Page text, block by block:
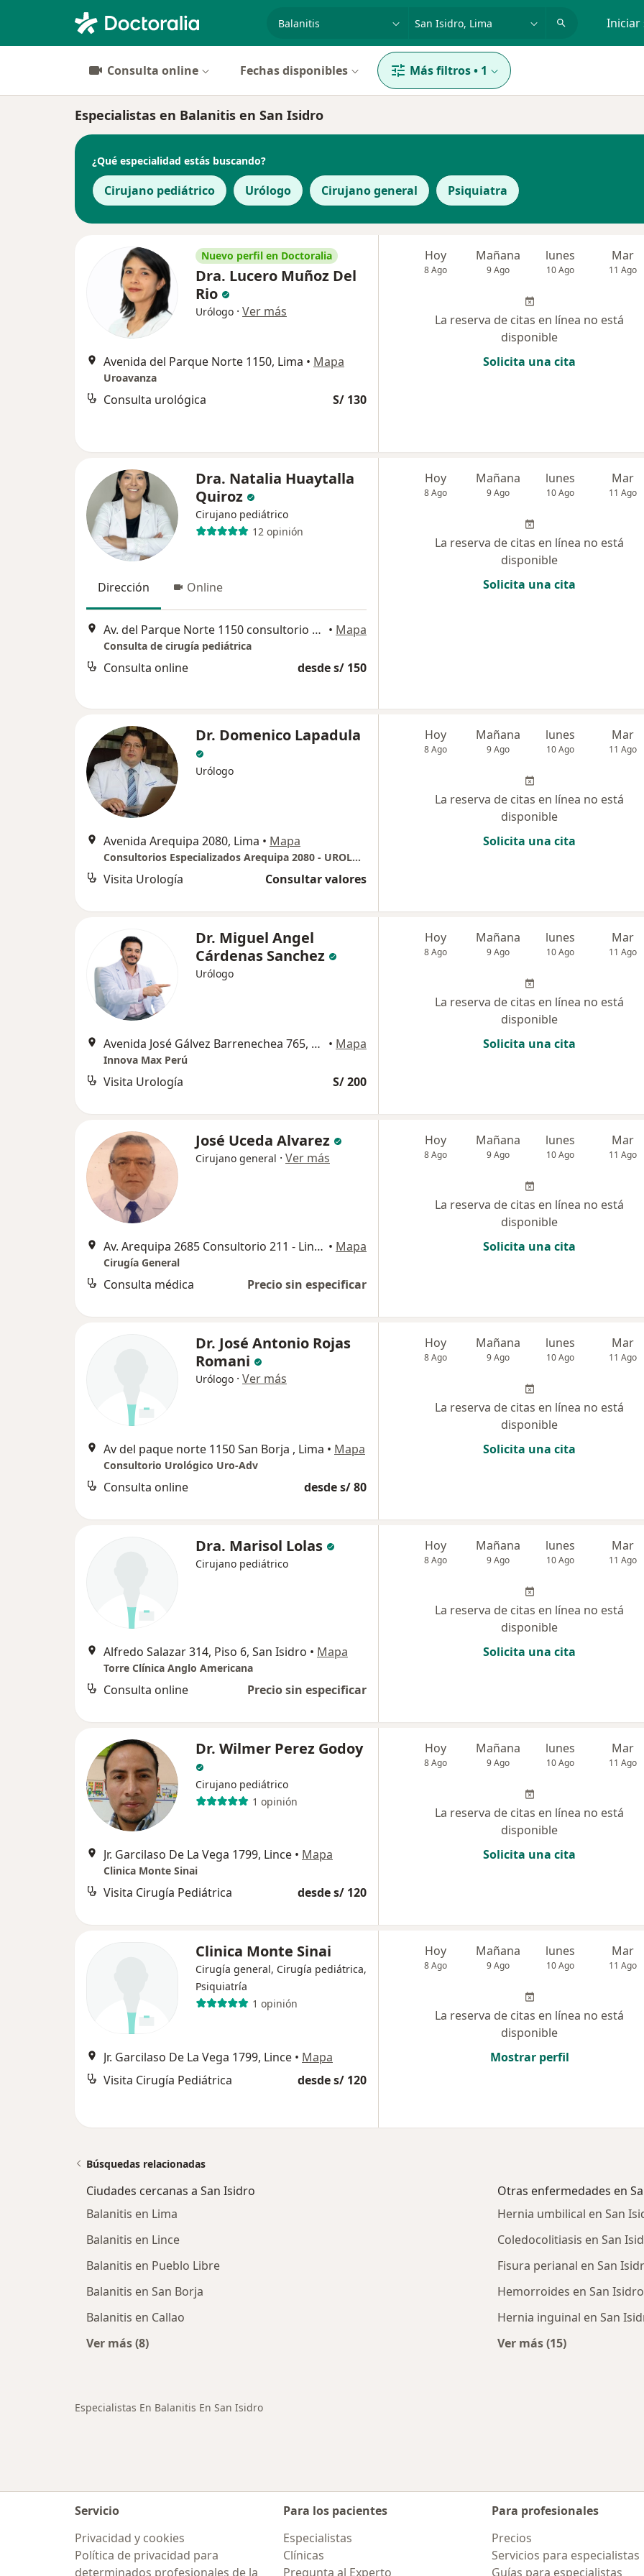
Iniciar
Consulta online Fechas disponibles Más filtros• 1
Especialistas en Balanitis en San Isidro
¿Qué especialidad estás buscando?
Cirujano pediátrico Urólogo Cirujano general Psiquiatra
Nuevo perfil en Doctoralia
Dra. Lucero Muñoz Del
Rio
Urólogo · Ver más
Avenida del Parque Norte 1150, Lima • Mapa
Uroavanza
Consulta urológica S/ 130
Hoy
8 Ago
Mañana
9 Ago
lunes
10 Ago
Mar
11 Ago
La reserva de citas en línea no está
disponible
Solicita una cita
Dra. Natalia Huaytalla
Quiroz
Cirujano pediátrico
12 opinión
Dirección Online
Av. del Parque Norte 1150 consultorio 508 San Borja, Lima • Mapa
Consulta de cirugía pediátrica
Consulta online desde s/ 150
Hoy
8 Ago
Mañana
9 Ago
lunes
10 Ago
Mar
11 Ago
La reserva de citas en línea no está
disponible
Solicita una cita
Dr. Domenico Lapadula
Urólogo
Avenida Arequipa 2080, Lima • Mapa
Consultorios Especializados Arequipa 2080 - UROLOGIA
Visita Urología Consultar valores
Hoy
8 Ago
Mañana
9 Ago
lunes
10 Ago
Mar
11 Ago
La reserva de citas en línea no está
disponible
Solicita una cita
Dr. Miguel Angel
Cárdenas Sanchez
Urólogo
Avenida José Gálvez Barrenechea 765, San Borja • Mapa
Innova Max Perú
Visita Urología S/ 200
Hoy
8 Ago
Mañana
9 Ago
lunes
10 Ago
Mar
11 Ago
La reserva de citas en línea no está
disponible
Solicita una cita
José Uceda Alvarez
Cirujano general · Ver más
Av. Arequipa 2685 Consultorio 211 - Lince, Lince • Mapa
Cirugía General
Consulta médica Precio sin especificar
Hoy
8 Ago
Mañana
9 Ago
lunes
10 Ago
Mar
11 Ago
La reserva de citas en línea no está
disponible
Solicita una cita
Dr. José Antonio Rojas
Romani
Urólogo · Ver más
Av del paque norte 1150 San Borja , Lima • Mapa
Consultorio Urológico Uro-Adv
Consulta online desde s/ 80
Hoy
8 Ago
Mañana
9 Ago
lunes
10 Ago
Mar
11 Ago
La reserva de citas en línea no está
disponible
Solicita una cita
Dra. Marisol Lolas
Cirujano pediátrico
Alfredo Salazar 314, Piso 6, San Isidro • Mapa
Torre Clínica Anglo Americana
Consulta online Precio sin especificar
Hoy
8 Ago
Mañana
9 Ago
lunes
10 Ago
Mar
11 Ago
La reserva de citas en línea no está
disponible
Solicita una cita
Dr. Wilmer Perez Godoy
Cirujano pediátrico
1 opinión
Jr. Garcilaso De La Vega 1799, Lince • Mapa
Clinica Monte Sinai
Visita Cirugía Pediátrica desde s/ 120
Hoy
8 Ago
Mañana
9 Ago
lunes
10 Ago
Mar
11 Ago
La reserva de citas en línea no está
disponible
Solicita una cita
Clinica Monte Sinai
Cirugía general, Cirugía pediátrica,
Psiquiatría
1 opinión
Jr. Garcilaso De La Vega 1799, Lince • Mapa
Visita Cirugía Pediátrica
desde s/ 120
Hoy
8 Ago
Mañana
9 Ago
lunes
10 Ago
Mar
11 Ago
La reserva de citas en línea no está
disponible
Mostrar perfil
Búsquedas relacionadas
Ciudades cercanas a San Isidro
Balanitis en Lima
Balanitis en Lince
Balanitis en Pueblo Libre
Balanitis en San Borja
Balanitis en Callao
Ver más (8)
Otras enfermedades en
Hernia umbilical en San
Coledocolitiasis en San
Fisura perianal en San
Hemorroides en San Isidro
Hernia inguinal en San
Ver más (15)
Especialistas En Balanitis En San Isidro
Servicio
Privacidad y cookies
Política de privacidad para
determinados profesionales de la
Para los pacientes
Especialistas
Clínicas
Pregunta al Experto
Para profesionales
Precios
Servicios para especialistas
Guías para especialistas